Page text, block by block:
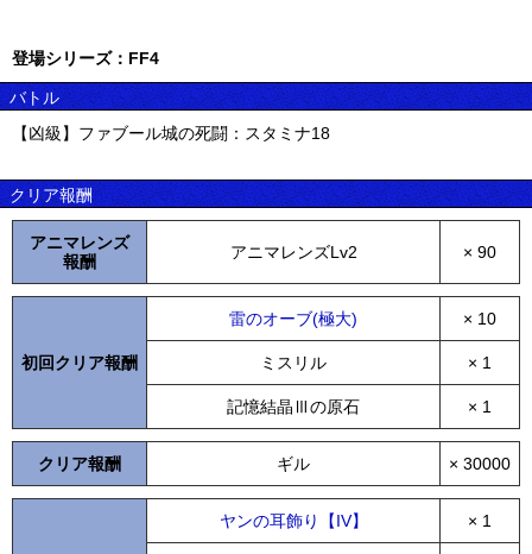
登場シリーズ：FF4
バトル
【凶級】ファブール城の死闘：スタミナ18
クリア報酬
アニマレンズ
報酬
アニマレンズLv2 × 90
初回クリア報酬
雷のオーブ(極大) × 10
ミスリル × 1
記憶結晶Ⅲの原石 × 1
クリア報酬 ギル × 30000
ヤンの耳飾り【IV】 × 1